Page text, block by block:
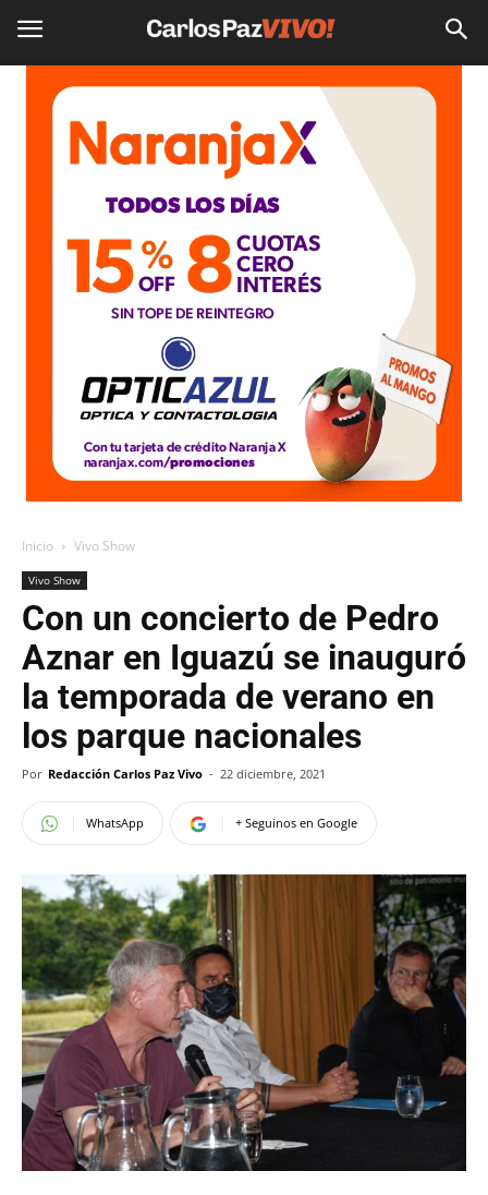
Inicio Vivo Show
Vivo Show
Con un concierto de Pedro
Aznar en Iguazú se inauguró
la temporada de verano en
los parque nacionales
Por Redacción Carlos Paz Vivo - 22 diciembre, 2021
WhatsApp + Seguinos en Google